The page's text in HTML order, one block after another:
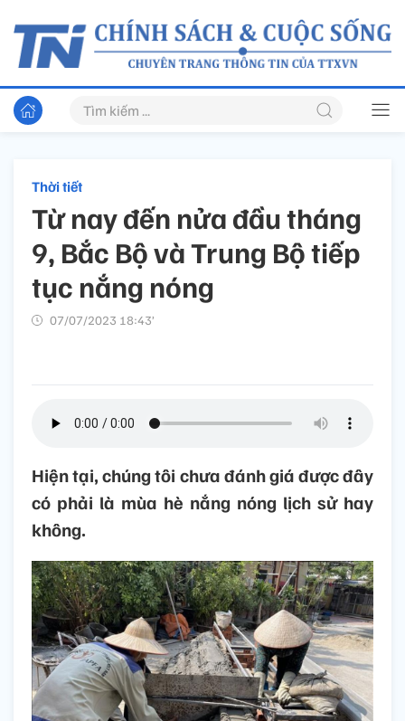
Thời tiết
Từ nay đến nửa đầu tháng
9, Bắc Bộ và Trung Bộ tiếp
tục nắng nóng
07/07/2023 18:43’
Hiện tại, chúng tôi chưa đánh giá được đây
có phải là mùa hè nắng nóng lịch sử hay
không.